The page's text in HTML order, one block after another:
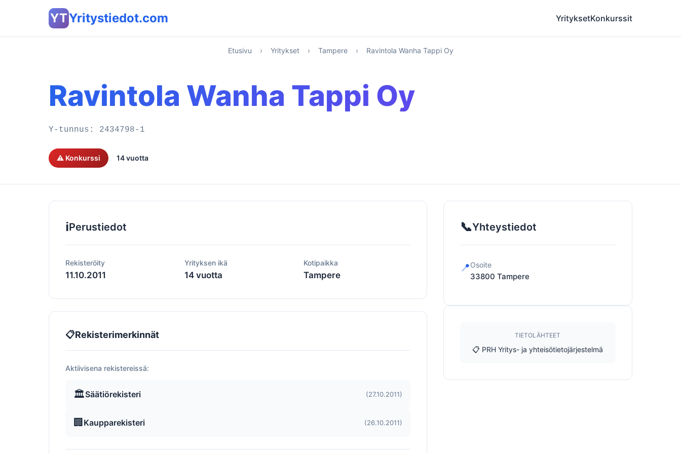
YTYritystiedot.com YrityksetKonkurssit
Etusivu › Yritykset › Tampere › Ravintola Wanha Tappi Oy
Ravintola Wanha Tappi Oy
Y-tunnus: 2434798-1
⚠️ Konkurssi 14 vuotta
ℹ️Perustiedot
Rekisteröity
11.10.2011
Yrityksen ikä
14 vuotta
Kotipaikka
Tampere
📋Rekisterimerkinnät
Aktiivisena rekistereissä:
🏛️Säätiörekisteri (27.10.2011)
🏢 Kaupparekisteri (26.10.2011)
📞Yhteystiedot
📍Osoite
33800 Tampere
TIETOLÄHTEET
📋 PRH Yritys- ja yhteisötietojärjestelmä